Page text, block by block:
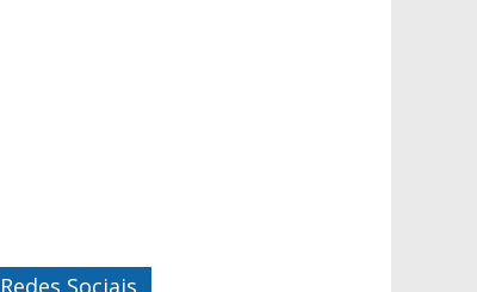
Redes Sociais